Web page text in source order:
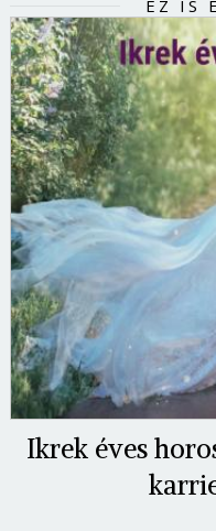
EZ IS
Ikrek éves